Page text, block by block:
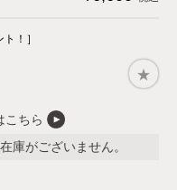
！］
こちら
庫がございません。